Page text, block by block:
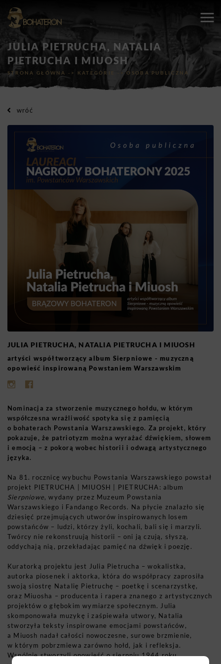
JULIA PIETRUCHA, NATALIA
PIETRUCHA I MIUOSH
STRONA GŁÓWNA -> KATEGORIE ->OSOBA PUBLICZNA
wróć
JULIA PIETRUCHA, NATALIA PIETRUCHA I MIUOSH
artyści współtworzący album Sierpniowe - muzyczną
opowieść inspirowaną Powstaniem Warszawskim
Nominacja za stworzenie muzycznego hołdu, w którym
współczesna wrażliwość spotyka się z pamięcią
o bohaterach Powstania Warszawskiego. Za projekt, który
pokazuje, że patriotyzm można wyrażać dźwiękiem, słowem
i emocją – z pokorą wobec historii i odwagą artystycznego
języka.
Na 81. rocznicę wybuchu Powstania Warszawskiego powstał
projekt PIETRUCHA | MIUOSH | PIETRUCHA: album
Sierpniowe, wydany przez Muzeum Powstania
Warszawskiego i Fandango Records. Na płycie znalazło się
dziesięć przejmujących utworów inspirowanych losem
powstańców – ludzi, którzy żyli, kochali, bali się i marzyli.
Twórcy nie rekonstruują historii – oni ją czują, słyszą,
oddychają nią, przekładając pamięć na dźwięk i poezję.
Kuratorką projektu jest Julia Pietrucha – wokalistka,
autorka piosenek i aktorka, która do współpracy zaprosiła
swoją siostrę Natalię Pietruchę – poetkę i scenarzystkę,
oraz Miuosha – producenta i rapera znanego z artystycznych
projektów o głębokim wymiarze społecznym. Julia
skomponowała muzykę i zaśpiewała utwory, Natalia
stworzyła teksty inspirowane emocjami powstańców,
a Miuosh nadał całości nowoczesne, surowe brzmienie,
w którym pobrzmiewa zarówno hołd, jak i refleksja.
Wspólnie stworzyli opowieść o sierpniu 1944 roku